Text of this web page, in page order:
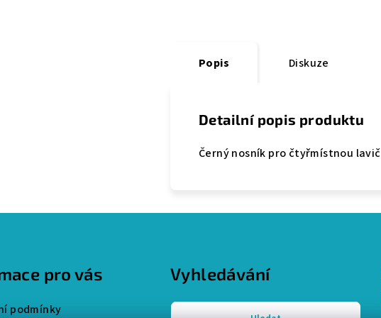
Popis Diskuze
Detailní popis produktu
Černý nosník pro čtyřmístnou
pro vás
podmínky
Vyhledávání